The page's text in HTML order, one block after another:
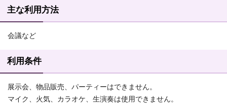
主な利用方法
会議など
利用条件
展示会、物品販売、パーティーはできません。
マイク、火気、カラオケ、生演奏は使用できません。